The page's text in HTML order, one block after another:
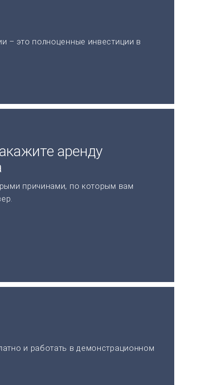
– это полноценные инвестиции в
аренду
причинами, по которым вам
и работать в демонстрационном